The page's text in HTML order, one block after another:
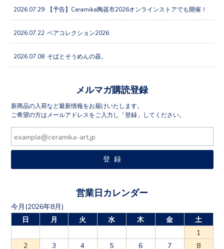
2026.07.29 【予告】Ceramika陶器市2026オンラインストアでも開催！
2026.07.22 ペアコレクション2026
2026.07.08 そばとそうめんの器。
メルマガ購読登録
新商品の入荷など最新情報をお届けいたします。
ご希望の方はメールアドレスをご入力し「登録」してください。
営業日カレンダー
今月(2026年8月)
日
月 火 水 木 金
土
1
2
3 4 5 6 7
8